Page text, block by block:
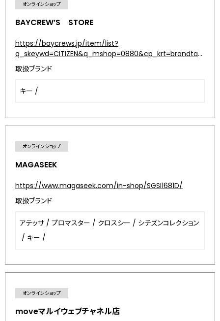
オンラインショップ
BAYCREW’S STORE
https://baycrews.jp/item/list?
q_skeywd=CITIZEN&q_mshop=0880&cp_krt=brandtag_hirob
取扱ブランド
キー /
オンラインショップ
MAGASEEK
https://www.magaseek.com/in-shop/SGSI1681D/
取扱ブランド
アテッサ / プロマスター / クロスシー / シチズンコレクション
/ キー /
オンラインショップ
moveマルイウェブチャネル店